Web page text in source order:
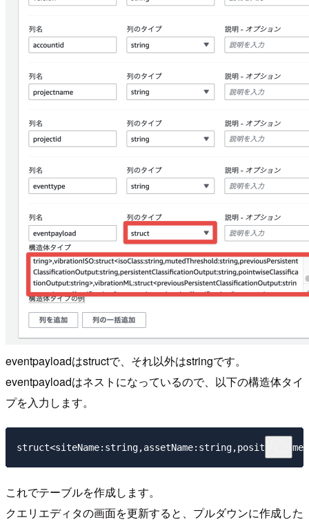
eventpayloadはstructで、それ以外はstringです。
eventpayloadはネストになっているので、以下の構造体タイ
プを入力します。
これでテーブルを作成します。
クエリエディタの画面を更新すると、プルダウンに作成した